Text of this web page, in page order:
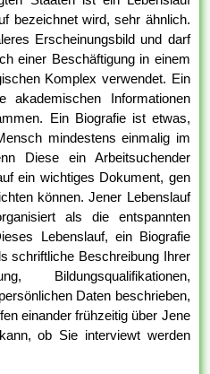
bezeichnet wird, sehr ähnlich.
Erscheinungsbild und darf
einer Beschäftigung in einem
Komplex verwendet. Ein
akademischen Informationen
Ein Biografie ist etwas,
mindestens einmalig im
Diese ein Arbeitsuchender
ein wichtiges Dokument, gen
können. Jener Lebenslauf
als die entspannten
Lebenslauf, ein Biografie
schriftliche Beschreibung Ihrer
Bildungsqualifikationen,
Daten beschrieben,
einander frühzeitig über Jene
ob Sie interviewt werden